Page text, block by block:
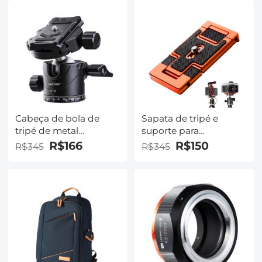
Cabeça de bola de
tripé de metal
profissional
Panorâmica giratória
rápida de 1/4 de
polegada Nível de
bolha para Tripé
Monopé Slider
Filmadora com câmera
de até 22 libras / 10 kg
R$345 R$166
Sapata de tripé e
suporte para
smartphone (2 em 1)
padrão ArcaSwiss
R$345 R$150